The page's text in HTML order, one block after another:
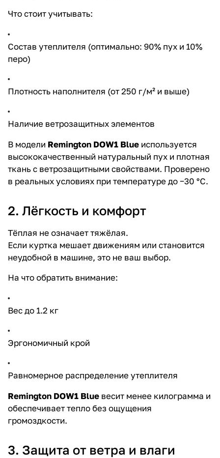
Что стоит учитывать:
Состав утеплителя (оптимально: 90% пух и 10%
перо)
Плотность наполнителя (от 250 г/м² и выше)
Наличие ветрозащитных элементов
В модели Remington DOW1 Blue используется
высококачественный натуральный пух и плотная
ткань с ветрозащитными свойствами. Проверено
в реальных условиях при температуре до −30 °C.
2. Лёгкость и комфорт
Тёплая не означает тяжёлая.
Если куртка мешает движениям или становится
неудобной в машине, это не ваш выбор.
На что обратить внимание:
Вес до 1.2 кг
Эргономичный крой
Равномерное распределение утеплителя
Remington DOW1 Blue весит менее килограмма и
обеспечивает тепло без ощущения
громоздкости.
3. Защита от ветра и влаги